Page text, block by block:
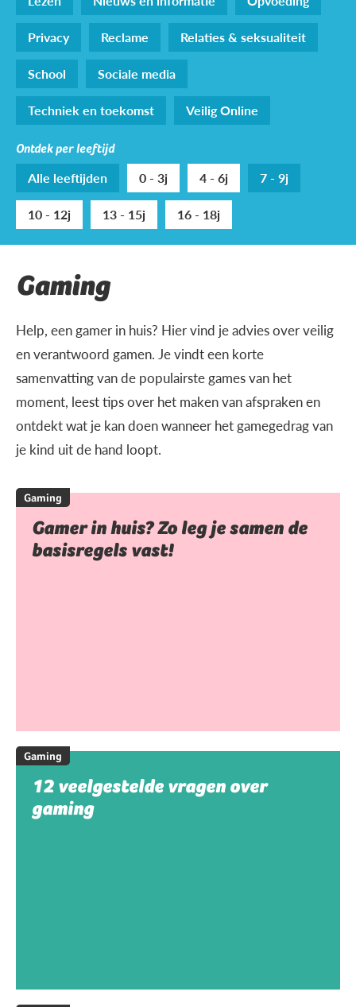
Privacy
Reclame
Relaties & seksualiteit
School
Sociale media
Techniek en toekomst
Veilig Online
Ontdek per leeftijd
Alle leeftijden 0 - 3j 4 - 6j
7 - 9j
10 - 12j
13 - 15j 16 - 18j
Gaming
Help, een gamer in huis? Hier vind je advies over veilig
en verantwoord gamen. Je vindt een korte
samenvatting van de populairste games van het
moment, leest tips over het maken van afspraken en
ontdekt wat je kan doen wanneer het gamegedrag van
je kind uit de hand loopt.
Gaming
Gamer in huis? Zo leg je samen de
basisregels vast!
Gaming
12 veelgestelde vragen over
gaming